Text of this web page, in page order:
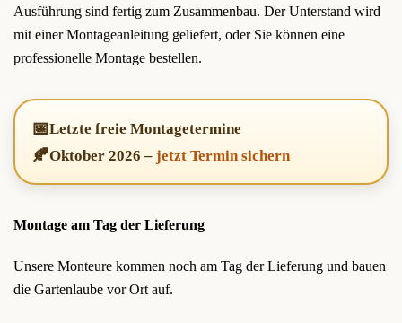
Ausführung sind fertig zum Zusammenbau. Der Unterstand wird
mit einer Montageanleitung geliefert, oder Sie können eine
professionelle Montage bestellen.
📅Letzte freie Montagetermine
🍂Oktober 2026 – jetzt Termin sichern
Montage am Tag der Lieferung
Unsere Monteure kommen noch am Tag der Lieferung und bauen
die Gartenlaube vor Ort auf.